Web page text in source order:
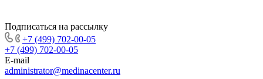
Подписаться на рассылку
+7 (499) 702-00-05
+7 (499) 702-00-05
E-mail
administrator@medinacenter.ru